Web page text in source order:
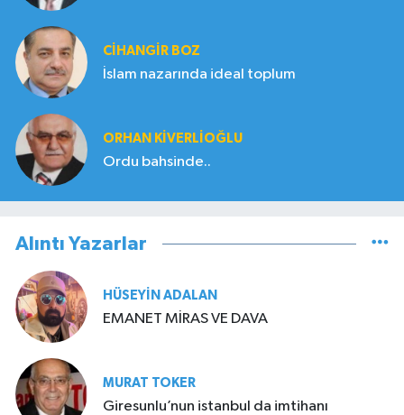
CIHANGIR BOZ
İslam nazarında ideal toplum
ORHAN KIVERLIOĞLU
Ordu bahsinde..
Alıntı Yazarlar
HÜSEYIN ADALAN
EMANET MİRAS VE DAVA
MURAT TOKER
Giresunlu’nun istanbul da imtihanı